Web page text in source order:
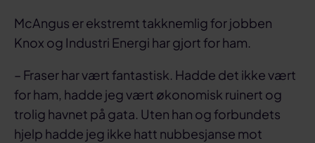
McAngus er ekstremt takknemlig for jobben
Knox og Industri Energi har gjort for ham.
– Fraser har vært fantastisk. Hadde det ikke vært
for ham, hadde jeg vært økonomisk ruinert og
trolig havnet på gata. Uten han og forbundets
hjelp hadde jeg ikke hatt nubbesjanse mot